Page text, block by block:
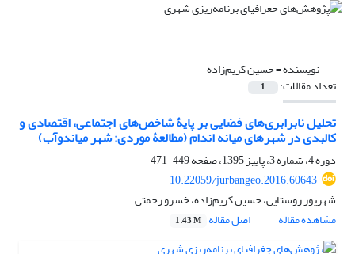
نویسنده =حسین کریم‌زاده
تعداد مقالات: 1
تحلیل نابرابری‌های فضایی بر پایۀ شاخص‌های اجتماعی، اقتصادی و
کالبدی در شهرهای میانه اندام (مطالعۀ موردی: شهر میاندوآب)
دوره 4، شماره 3، پاییز 1395، صفحه
449-471
10.22059/jurbangeo.2016.60643
شهریور روستایی، حسین کریم‌زاده، خسرو رحمتی
مشاهده مقاله
اصل مقاله 1.43 M